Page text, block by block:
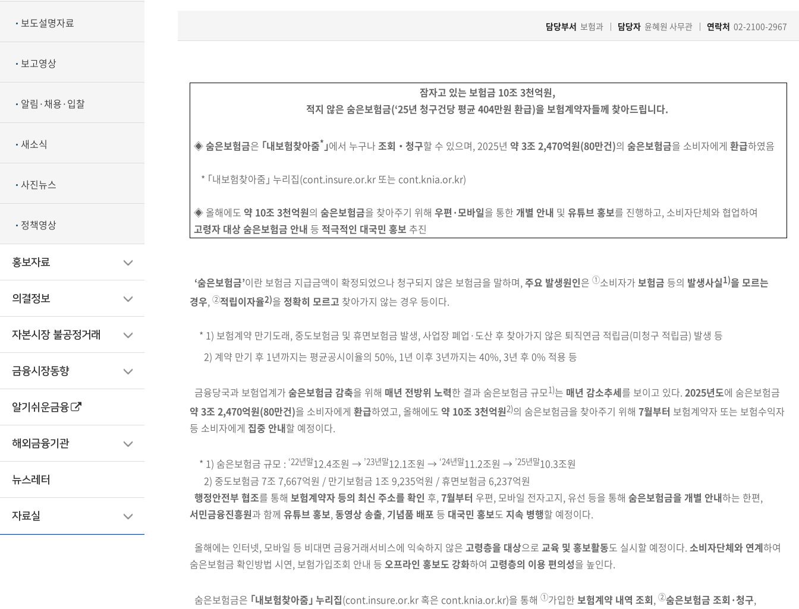
보도설명자료
보고영상
알림·채용·입찰
새소식
사진뉴스
정책영상
홍보자료
의결정보
자본시장 불공정거래
금융시장동향
알기쉬운금융
해외금융기관
뉴스레터
자료실
담당부서 보험과 담당자 윤혜원 사무관 연락처 02-2100-2967
잠자고 있는 보험금 10조 3천억원,
적지 않은 숨은보험금(‘25년 청구건당 평균 404만원 환급)을 보험계약자들께 찾아드립니다.
◈숨은보험금은 ｢내보험찾아줌* ｣에서 누구나조회‧청구할 수 있으며, 2025년 약 3조 2,470억원(80만건)의숨은보험금을 소비자에게환급하였음
* ｢내보험찾아줌｣ 누리집(cont.insure.or.kr 또는 cont.knia.or.kr)
◈ 올해에도 약 10조 3천억원의숨은보험금을 찾아주기 위해우편·모바일을 통한개별 안내 및유튜브 홍보를 진행하고, 소비자단체와 협업하여
고령자 대상 숨은보험금 안내 등 적극적인 대국민 홍보 추진
‘숨은보험금’이란 보험금 지급금액이 확정되었으나 청구되지 않은 보험금을 말하며,주요 발생원인은 ①소비자가 보험금 등의 발생사실1)을 모르는
경우, ②적립이자율2)을 정확히 모르고 찾아가지 않는 경우 등이다.
* 1) 보험계약 만기도래, 중도보험금 및 휴면보험금 발생, 사업장 폐업·도산 후 찾아가지 않은 퇴직연금 적립금(미청구 적립금) 발생 등
2) 계약 만기 후 1년까지는 평균공시이율의 50%, 1년 이후 3년까지는 40%, 3년 후 0% 적용 등
금융당국과 보험업계가 숨은보험금 감축을 위해 매년 전방위 노력한 결과 숨은보험금 규모1)는 매년 감소추세를 보이고 있다. 2025년도에 숨은보험금
약 3조 2,470억원(80만건)을 소비자에게 환급하였고, 올해에도 약 10조 3천억원2)의 숨은보험금을 찾아주기 위해 7월부터 보험계약자 또는 보험수익자
등 소비자에게 집중 안내할 예정이다.
* 1) 숨은보험금 규모 : ‘22년말12.4조원 → ’23년말12.1조원 → ‘24년말11.2조원 → ’25년말10.3조원
2) 중도보험금 7조 7,667억원 / 만기보험금 1조 9,235억원 / 휴면보험금 6,237억원
행정안전부 협조를 통해 보험계약자 등의 최신 주소를 확인 후, 7월부터 우편, 모바일 전자고지, 유선 등을 통해 숨은보험금을 개별 안내하는 한편,
서민금융진흥원과 함께 유튜브 홍보, 동영상 송출, 기념품 배포 등 대국민 홍보도 지속 병행할 예정이다.
올해에는 인터넷, 모바일 등 비대면 금융거래서비스에 익숙하지 않은 고령층을 대상으로 교육 및 홍보활동도 실시할 예정이다. 소비자단체와 연계하여
숨은보험금 확인방법 시연, 보험가입조회 안내 등 오프라인 홍보도 강화하여 고령층의 이용 편의성을 높인다.
숨은보험금은 ｢내보험찾아줌｣ 누리집(cont.insure.or.kr 혹은 cont.knia.or.kr)을 통해 ①가입한 보험계약 내역 조회, ②숨은보험금 조회·청구,